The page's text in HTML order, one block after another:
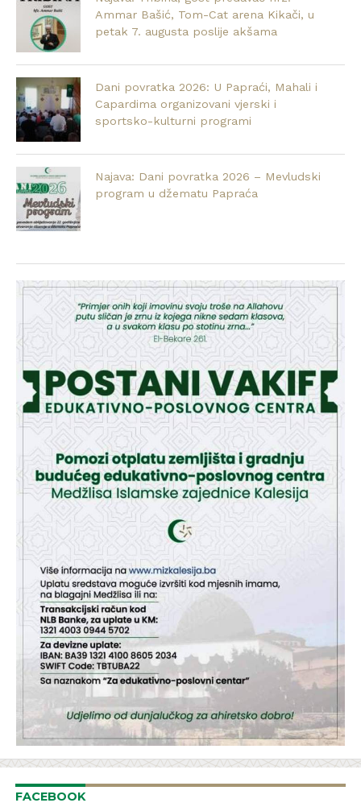
Ammar Bašić, Tom-Cat arena Kikači, u
petak 7. augusta poslije akšama
Dani povratka 2026: U Papraći, Mahali i
Capardima organizovani vjerski i
sportsko-kulturni programi
Najava: Dani povratka 2026 – Mevludski
program u džematu Papraća
FACEBOOK